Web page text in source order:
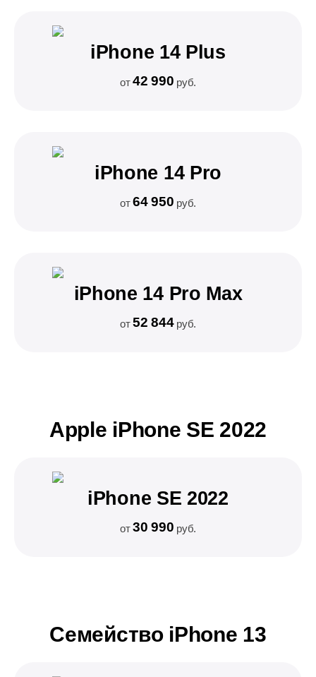
iPhone 14 Plus
от42 990 руб.
iPhone 14 Pro
от64 950 руб.
iPhone 14 Pro Max
от52 844руб.
Apple iPhone SE 2022
iPhone SE 2022
от30 990 руб.
Семейство iPhone 13